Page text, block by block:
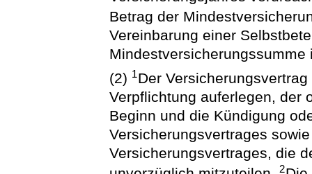
Betrag der
Vereinbarung einer
Mindestversicherungssumme
(2) 1Der
Verpflichtung auferlegen, der
Beginn und die Kündigung
Versicherungsvertrages
Versicherungsvertrages, die
2